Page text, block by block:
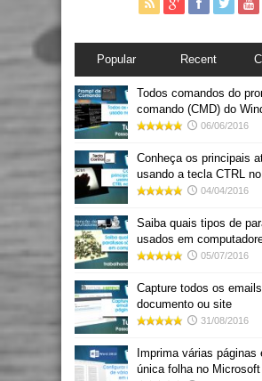
Popular Recent
Todos comandos do
comando (CMD) do
06/06/2016
Conheça os principais
usando a tecla CTRL
04/04/2016
Saiba quais tipos de
usados em
05/07/2016
Capture todos os
documento ou site
31/08/2016
Imprima várias páginas
única folha no Microsoft